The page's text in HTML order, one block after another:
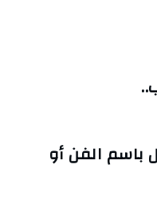
باسم الفن أو